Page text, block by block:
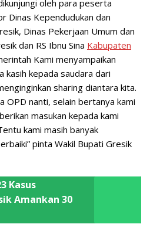
oleh para peserta
Dinas Kependudukan dan
Dinas Pekerjaan Umum dan
dan RS Ibnu Sina Kabupaten
Kami menyampaikan
kepada saudara dari
sharing diantara kita.
OPD nanti, selain bertanya kami
masukan kepada kami
kami masih banyak
pinta Wakil Bupati Gresik
Kasus
Amankan 30